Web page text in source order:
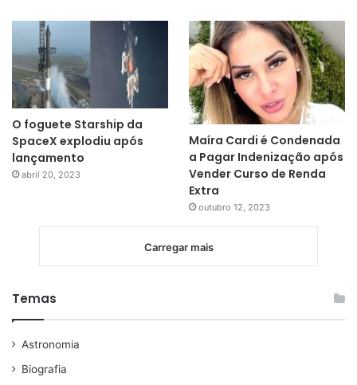
O foguete Starship da
SpaceX explodiu após
lançamento
abril 20, 2023
Maíra Cardi é Condenada
a Pagar Indenização após
Vender Curso de Renda
Extra
outubro 12, 2023
Carregar mais
Temas
Astronomia
Biografia